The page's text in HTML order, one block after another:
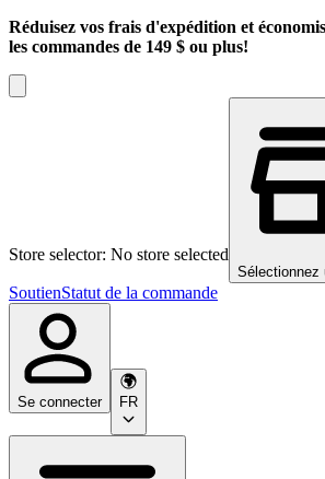
Réduisez vos frais d'expédition et
les commandes de 149 $ ou plus!
Store selector: No store selected
Sélectionnez
SoutienStatut de la commande
Se connecter FR